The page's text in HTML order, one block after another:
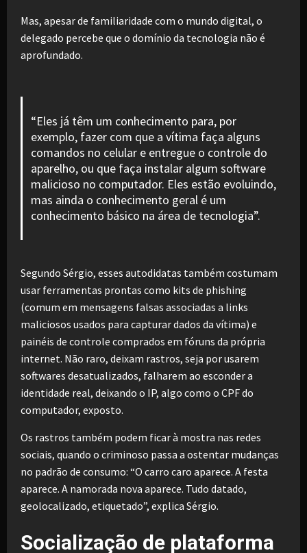
Mas, apesar de familiaridade com o mundo digital, o
delegado percebe que o domínio da tecnologia não é
aprofundado.
“Eles já têm um conhecimento para, por
exemplo, fazer com que a vítima faça alguns
comandos no celular e entregue o controle do
aparelho, ou que faça instalar algum software
malicioso no computador. Eles estão evoluindo,
mas ainda o conhecimento geral é um
conhecimento básico na área de tecnologia”.
Segundo Sérgio, esses autodidatas também costumam
usar ferramentas prontas como kits de phishing
(comum em mensagens falsas associadas a links
maliciosos usados para capturar dados da vítima) e
painéis de controle comprados em fóruns da própria
internet. Não raro, deixam rastros, seja por usarem
softwares desatualizados, falharem ao esconder a
identidade real, deixando o IP, algo como o CPF do
computador, exposto.
Os rastros também podem ficar à mostra nas redes
sociais, quando o criminoso passa a ostentar mudanças
no padrão de consumo: “O carro caro aparece. A festa
aparece. A namorada nova aparece. Tudo datado,
geolocalizado, etiquetado”, explica Sérgio.
Socialização de plataforma